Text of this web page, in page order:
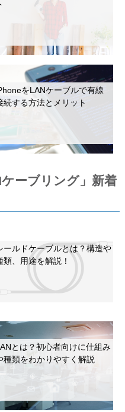
をLANケーブルで有線
続する方法とメリット
ーブリング」新着
ールドケーブルとは？構造や
類、用途を解説！
とは？初心者向けに仕組み
種類をわかりやすく解説